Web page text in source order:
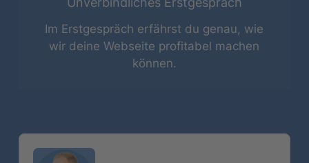
Im Erstgespräch erfährst du genau, wie
wir deine Webseite profitabel machen
können.